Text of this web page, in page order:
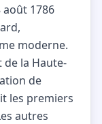
1786
moderne.
la Haute-
de
les premiers
autres